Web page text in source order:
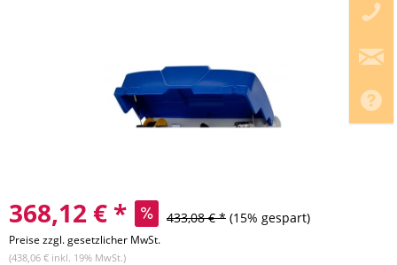
368,12 € * 433,08 € * (15% gespart)
Preise zzgl. gesetzlicher MwSt.
(438,06 € inkl. 19% MwSt.)